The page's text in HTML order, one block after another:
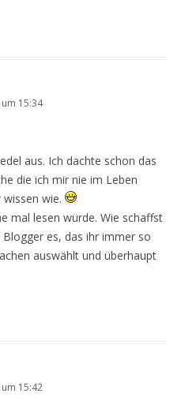
15:34
aus. Ich dachte schon das
die ich mir nie im Leben
wie.
mal lesen würde. Wie schaffst
es, das ihr immer so
auswählt und überhaupt
15:42